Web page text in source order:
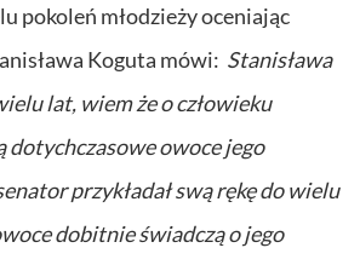
pokoleń młodzieży oceniając
Koguta mówi: Stanisława
lat, wiem że o człowieku
dotychczasowe owoce jego
przykładał swą rękę do wielu
dobitnie świadczą o jego